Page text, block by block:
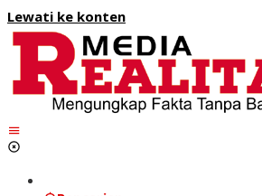
Lewati ke konten